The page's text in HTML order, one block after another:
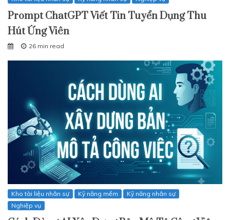
Prompt ChatGPT Viết Tin Tuyển Dụng Thu
Hút Ứng Viên
26 min read
Kho tài liệu nhân sự Kỹ năng mềm
Kỹ năng nhân sự
Nghiệp vụ